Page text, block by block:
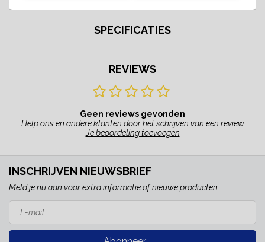
SPECIFICATIES
REVIEWS
Geen reviews gevonden
Help ons en andere klanten door het schrijven van een review
Je beoordeling toevoegen
INSCHRIJVEN NIEUWSBRIEF
Meld je nu aan voor extra informatie of nieuwe producten